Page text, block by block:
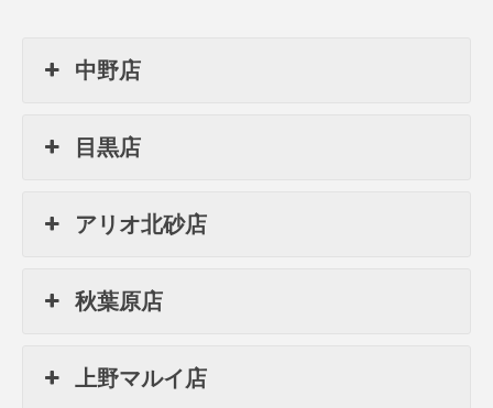
中野店
目黒店
アリオ北砂店
秋葉原店
上野マルイ店